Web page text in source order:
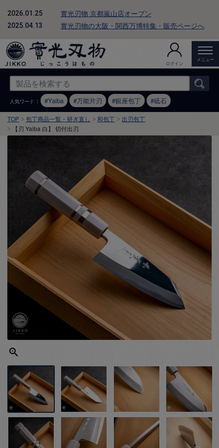
2026.01.25 實光刃物 京都嵐山店オープン
2025.04.13 實光刃物の大阪・関西万博特集・販売ページへ
ログイン
メニュー
人気ワード ： Yaiba 万能片刃 銀座包丁 砥石
TOP 包丁商品一覧・研ぎ直し 和包丁
出刃包丁
【刃 Yaiba 白】 切付出刃